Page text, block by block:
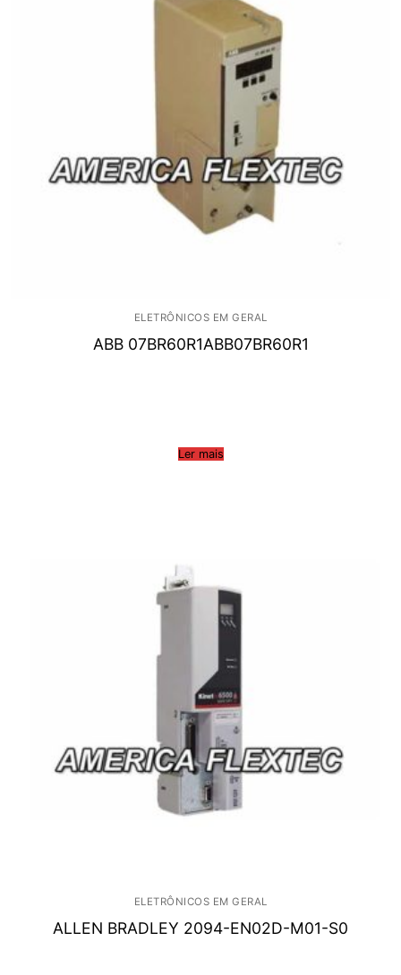
ELETRÔNICOS EM GERAL
ABB 07BR60R1ABB07BR60R1
Ler mais
ELETRÔNICOS EM GERAL
ALLEN BRADLEY 2094-EN02D-M01-S0